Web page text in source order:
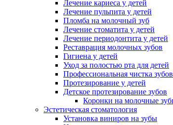
Лечение кариеса у детей
Лечение пульпита у детей
Пломба на молочный зуб
Лечение стоматита у детей
Лечение периодонтита у детей
Реставрация молочных зубов
Гигиена у детей
Уход за полостью рта для детей
Профессиональная чистка
Протезирование у детей
Детское протезирование зубов
Коронки на молочные
Эстетическая стоматология
Установка виниров на зубы